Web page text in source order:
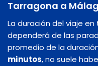
Tarragona a
La duración del viaje
dependerá de las
promedio de la
minutos, no suele